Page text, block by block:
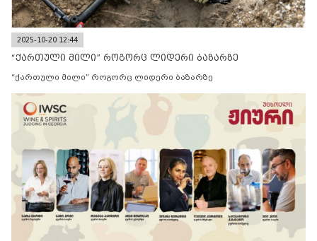
2025-10-20 12:44
“ქართული მილი” როგორც ლიდერი ბაზარზე
“ქართული მილი” როგორც ლიდერი ბაზარზე